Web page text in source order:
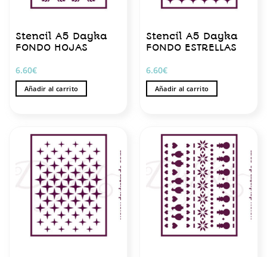
Stencil A5 Dayka
FONDO HOJAS
6.60€
Añadir al carrito
Stencil A5 Dayka
FONDO ESTRELLAS
6.60€
Añadir al carrito